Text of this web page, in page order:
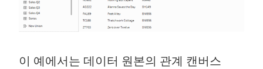
이 예에서는 데이터 원본의 관계 캔버스